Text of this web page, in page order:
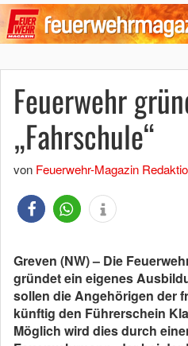
Feuerwehr
„Fahrschule“
von Feuerwehr-Magazin
Greven (NW) – Die
gründet ein eigenes
sollen die Angehörigen der
künftig den Führerschein
Möglich wird dies durch